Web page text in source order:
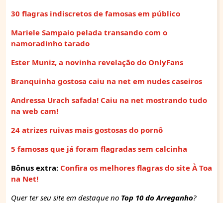
30 flagras indiscretos de famosas em público
Mariele Sampaio pelada transando com o
namoradinho tarado
Ester Muniz, a novinha revelação do OnlyFans
Branquinha gostosa caiu na net em nudes caseiros
Andressa Urach safada! Caiu na net mostrando tudo
na web cam!
24 atrizes ruivas mais gostosas do pornô
5 famosas que já foram flagradas sem calcinha
Bônus extra: Confira os melhores flagras do site À Toa
na Net!
Quer ter seu site em destaque no Top 10 do Arreganho?